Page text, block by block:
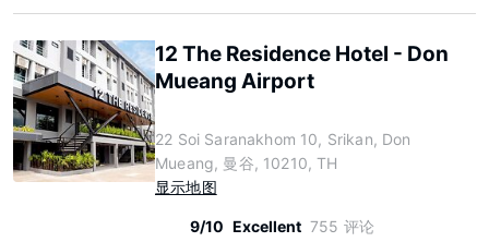
12 The Residence Hotel - Don
Mueang Airport
22 Soi Saranakhom 10, Srikan, Don
Mueang, 曼谷, 10210, TH
显示地图
9/10 Excellent 755 评论